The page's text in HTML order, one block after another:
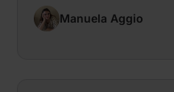
Manuela Aggio